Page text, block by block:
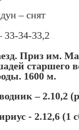
– снят
33-34-33,2
Приз им.
старшего
1600 м.
– 2.10,2
- 2.12,6 (1